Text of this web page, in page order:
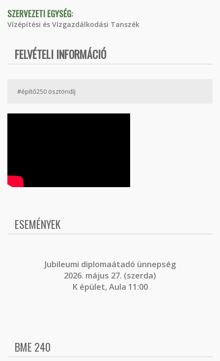
SZERVEZETI EGYSÉG:
Vízépítési és Vízgazdálkodási Tanszék
FELVÉTELI INFORMÁCIÓ
#építő250 ösztöndíj
ESEMÉNYEK
Jubileumi diplomaátadó ünnepség
2026. május 27. (szerda)
K épület, Aula 11:00
BME 240